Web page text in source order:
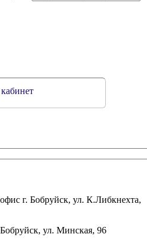
г. Бобруйск, ул. К.Либкнехта,
ул. Минская, 96